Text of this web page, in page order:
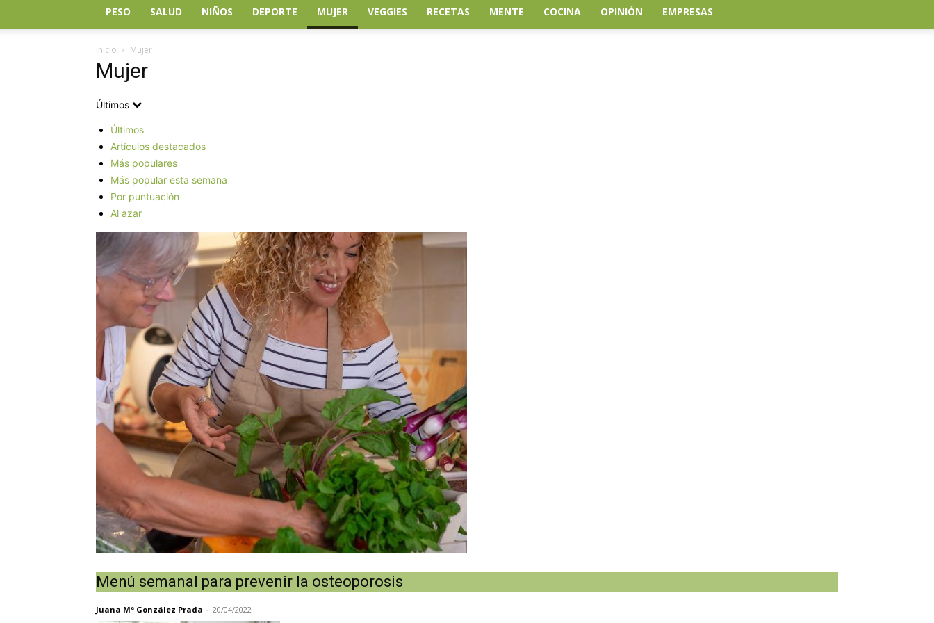
PESO SALUD NIÑOS DEPORTE MUJER VEGGIES RECETAS MENTE COCINA OPINIÓN EMPRESAS
Inicio Mujer
Mujer
Últimos
Últimos
Artículos destacados
Más populares
Más popular esta semana
Por puntuación
Al azar
Menú semanal para prevenir la osteoporosis
Juana Mª González Prada - 20/04/2022